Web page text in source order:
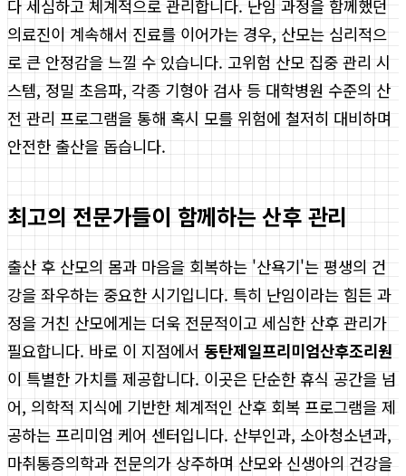
다 세심하고 체계적으로 관리합니다. 난임 과정을 함께했던
의료진이 계속해서 진료를 이어가는 경우, 산모는 심리적으
로 큰 안정감을 느낄 수 있습니다. 고위험 산모 집중 관리 시
스템, 정밀 초음파, 각종 기형아 검사 등 대학병원 수준의 산
전 관리 프로그램을 통해 혹시 모를 위험에 철저히 대비하며
안전한 출산을 돕습니다.
최고의 전문가들이 함께하는 산후 관리
출산 후 산모의 몸과 마음을 회복하는 '산욕기'는 평생의 건
강을 좌우하는 중요한 시기입니다. 특히 난임이라는 힘든 과
정을 거친 산모에게는 더욱 전문적이고 세심한 산후 관리가
필요합니다. 바로 이 지점에서 동탄제일프리미엄산후조리원
이 특별한 가치를 제공합니다. 이곳은 단순한 휴식 공간을 넘
어, 의학적 지식에 기반한 체계적인 산후 회복 프로그램을 제
공하는 프리미엄 케어 센터입니다. 산부인과, 소아청소년과,
마취통증의학과 전문의가 상주하며 산모와 신생아의 건강을